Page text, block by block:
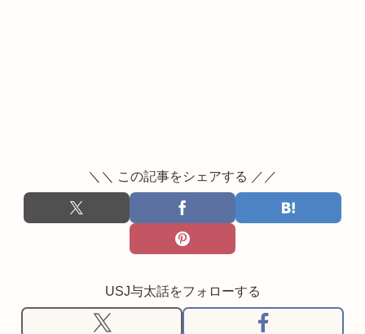
＼＼ この記事をシェアする ／／
USJ与太話をフォローする